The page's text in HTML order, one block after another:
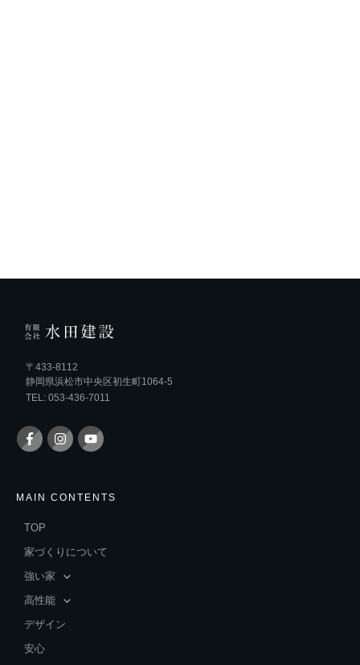
〒433-8112
静岡県浜松市中央区初生町1064-5
TEL: 053-436-7011
MAIN CONTENTS
TOP
家づくりについて
強い家
高性能
デザイン
安心